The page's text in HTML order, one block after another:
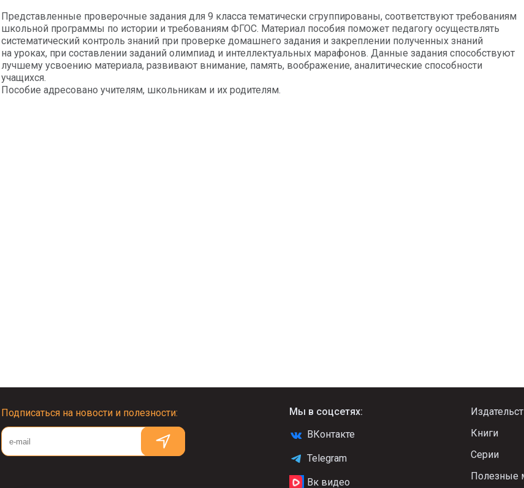
Представленные проверочные задания для 9 класса тематически сгруппированы, соответствуют требованиям
школьной программы по истории и требованиям ФГОС. Материал пособия поможет педагогу осуществлять
систематический контроль знаний при проверке домашнего задания и закреплении полученных знаний
на уроках, при составлении заданий олимпиад и интеллектуальных марафонов. Данные задания способствуют
лучшему усвоению материала, развивают внимание, память, воображение, аналитические способности
учащихся.
Пособие адресовано учителям, школьникам и их родителям.
Подписаться на новости и полезности:
Мы в соцсетях:
ВКонтакте
Telegram
Вк видео
Книги
Серии
Полезные